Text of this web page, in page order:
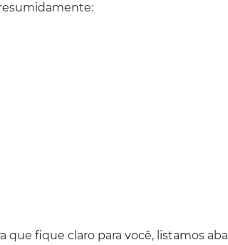
que fique claro para você, listamos